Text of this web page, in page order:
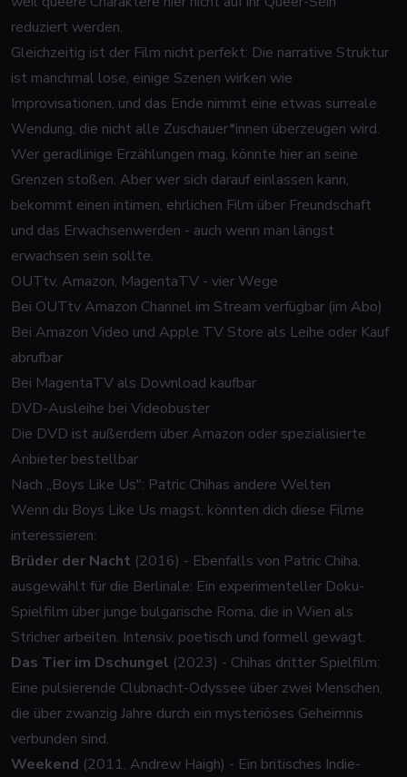
reduziert werden.
Gleichzeitig ist der Film nicht perfekt: Die narrative Struktur
ist manchmal lose, einige Szenen wirken wie
Improvisationen, und das Ende nimmt eine etwas surreale
Wendung, die nicht alle Zuschauer*innen überzeugen wird.
Wer geradlinige Erzählungen mag, könnte hier an seine
Grenzen stoßen. Aber wer sich darauf einlassen kann,
bekommt einen intimen, ehrlichen Film über Freundschaft
und das Erwachsenwerden - auch wenn man längst
erwachsen sein sollte.
OUTtv, Amazon, MagentaTV - vier Wege
Bei OUTtv Amazon Channel im Stream verfügbar (im Abo)
Bei Amazon Video und Apple TV Store als Leihe oder Kauf
abrufbar
Bei MagentaTV als Download kaufbar
DVD-Ausleihe bei Videobuster
Die DVD ist außerdem über Amazon oder spezialisierte
Anbieter bestellbar
Nach „Boys Like Us": Patric Chihas andere Welten
Wenn du Boys Like Us magst, könnten dich diese Filme
interessieren:
Brüder der Nacht (2016) - Ebenfalls von Patric Chiha,
ausgewählt für die Berlinale: Ein experimenteller Doku-
Spielfilm über junge bulgarische Roma, die in Wien als
Stricher arbeiten. Intensiv, poetisch und formell gewagt.
Das Tier im Dschungel (2023) - Chihas dritter Spielfilm:
Eine pulsierende Clubnacht-Odyssee über zwei Menschen,
die über zwanzig Jahre durch ein mysteriöses Geheimnis
verbunden sind.
Weekend (2011, Andrew Haigh) - Ein britisches Indie-